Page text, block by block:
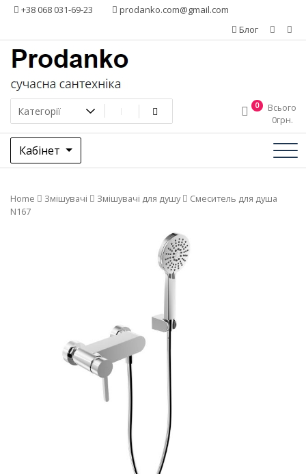
Додати+38 068 031-69-23
prodanko.com@gmail.com
Блог
0
Всього
0грн.
Кабінет
Home Змішувачі Змішувачі для душу
Смеситель для душа
N167